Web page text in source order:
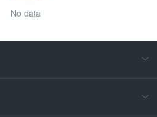
No data